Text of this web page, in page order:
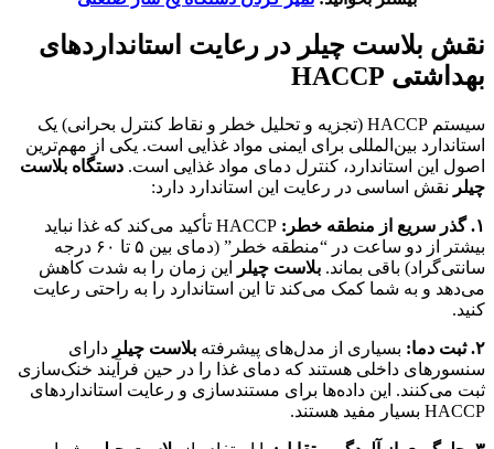
نقش بلاست چیلر در رعایت استانداردهای
بهداشتی
سیستم HACCP (تجزیه و تحلیل خطر و نقاط کنترل بحرانی) یک
استاندارد بین‌المللی برای ایمنی مواد غذایی است. یکی از مهم‌ترین
اصول این استاندارد، کنترل دمای مواد غذایی است. دستگاه بلاست
چیلر نقش اساسی در رعایت این استاندارد دارد:
۱.گذر سریع از منطقه خطر :
HACCP تأکید می‌کند که غذا نباید
بیشتر از دو ساعت در “منطقه خطر” (دمای بین ۵ تا ۶۰ درجه
سانتی‌گراد) باقی بماند. بلاست چیلر
این زمان را به شدت کاهش
می‌دهد و به شما کمک می‌کند تا این استاندارد را به راحتی رعایت
کنید.
۲.ثبت دما: بسیاری از مدل‌های پیشرفته بلاست چیلر دارای
سنسورهای داخلی هستند که دمای غذا را در حین فرآیند خنک‌سازی
ثبت می‌کنند. این داده‌ها برای مستندسازی و رعایت استانداردهای
HACCP بسیار مفید هستند.